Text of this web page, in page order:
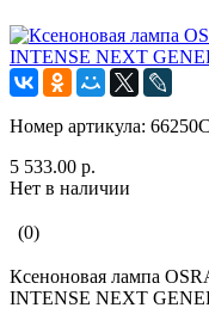
Номер артикула:
5 533.00 р.
Нет в наличии
(0)
Ксеноновая лампа
INTENSE NEXT